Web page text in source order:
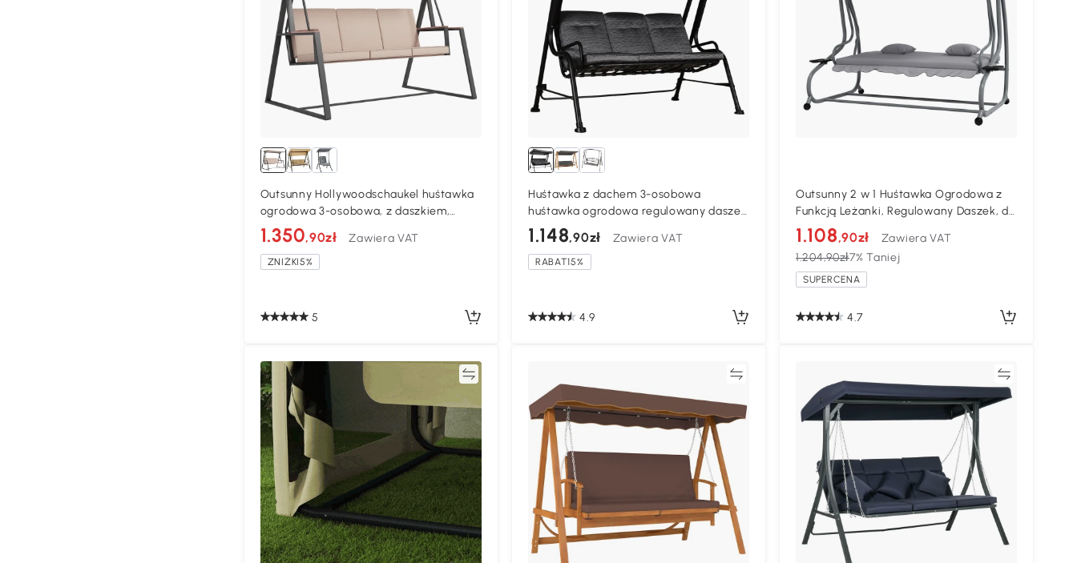
Outsunny Hollywoodschaukel huśtawka
ogrodowa 3-osobowa, z daszkiem,
odporna na warunki atmosferyczne,
Beige + Schwarz
1.350,90zł Zawiera VAT
ZNIŻKI5%
5
Huśtawka z dachem 3-osobowa
huśtawka ogrodowa regulowany daszek
przeciwsłoneczny tekstylina
1.148,90zł Zawiera VAT
RABAT15%
4.9
Outsunny 2 w 1 Huśtawka Ogrodowa z
Funkcją Leżanki, Regulowany Daszek, do
340 kg, Stal, 200x120x164 cm, Szary
1.108,90zł
Zawiera VAT
1.204,90zł7% Taniej
SUPERCENA
4.7